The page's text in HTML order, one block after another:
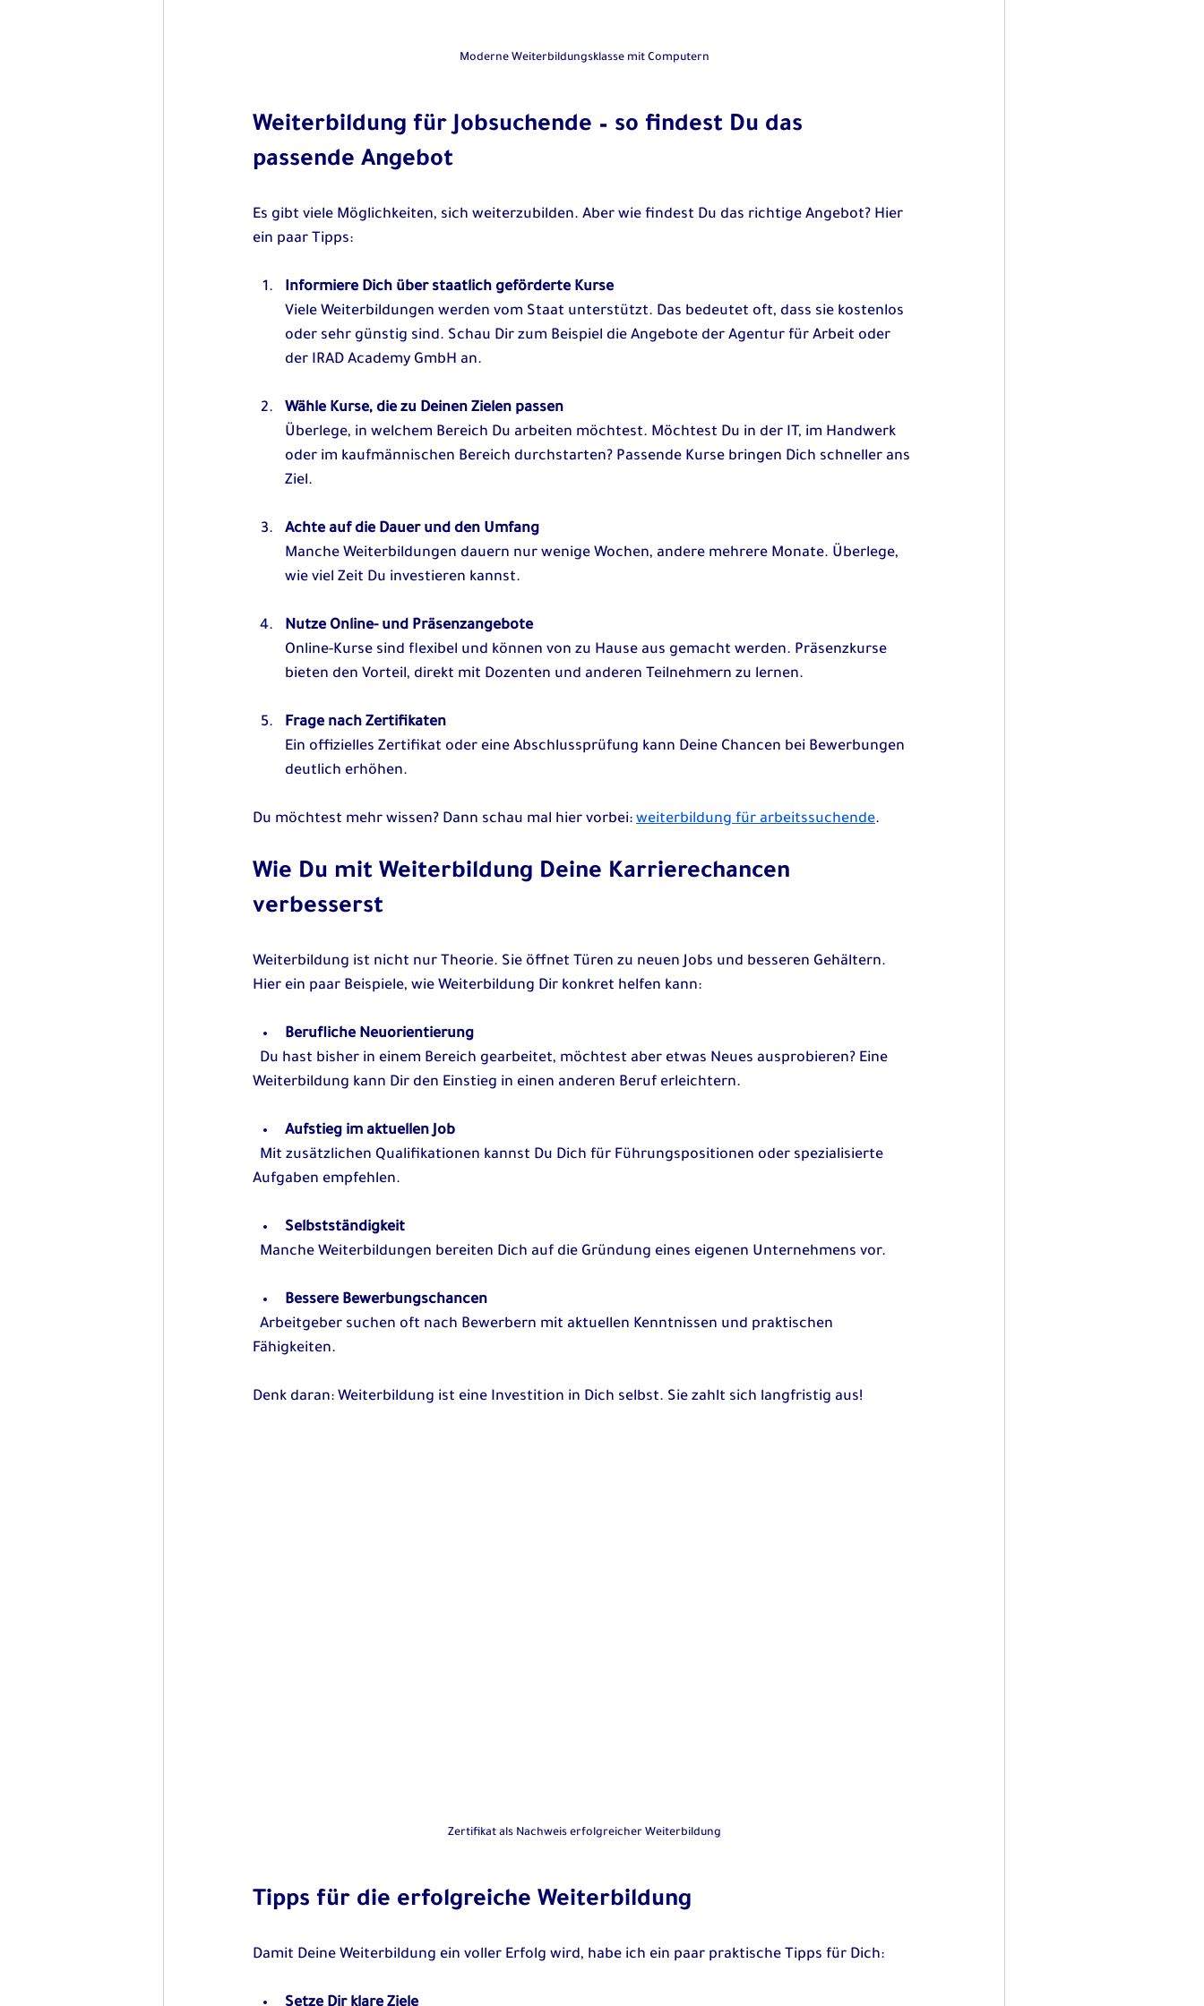
Moderne Weiterbildungsklasse mit Computern
Weiterbildung für Jobsuchende – so findest Du das
passende Angebot
Es gibt viele Möglichkeiten, sich weiterzubilden. Aber wie findest Du das richtige Angebot? Hier
ein paar Tipps:
Informiere Dich über staatlich geförderte Kurse
Viele Weiterbildungen werden vom Staat unterstützt. Das bedeutet oft, dass sie kostenlos
oder sehr günstig sind. Schau Dir zum Beispiel die Angebote der Agentur für Arbeit oder
der IRAD Academy GmbH an.
Wähle Kurse, die zu Deinen Zielen passen
Überlege, in welchem Bereich Du arbeiten möchtest. Möchtest Du in der IT, im Handwerk
oder im kaufmännischen Bereich durchstarten? Passende Kurse bringen Dich schneller ans
Ziel.
Achte auf die Dauer und den Umfang
Manche Weiterbildungen dauern nur wenige Wochen, andere mehrere Monate. Überlege,
wie viel Zeit Du investieren kannst.
Nutze Online- und Präsenzangebote
Online-Kurse sind flexibel und können von zu Hause aus gemacht werden. Präsenzkurse
bieten den Vorteil, direkt mit Dozenten und anderen Teilnehmern zu lernen.
Frage nach Zertifikaten
Ein offizielles Zertifikat oder eine Abschlussprüfung kann Deine Chancen bei Bewerbungen
deutlich erhöhen.
Du möchtest mehr wissen? Dann schau mal hier vorbei: weiterbildung für arbeitssuchende.
Wie Du mit Weiterbildung Deine Karrierechancen
verbesserst
Weiterbildung ist nicht nur Theorie. Sie öffnet Türen zu neuen Jobs und besseren Gehältern.
Hier ein paar Beispiele, wie Weiterbildung Dir konkret helfen kann:
Berufliche Neuorientierung
Weiterbildung kann Dir den Einstieg in einen anderen Beruf erleichtern.
Aufstieg im aktuellen Job
Aufgaben empfehlen.
Selbstständigkeit
  Manche Weiterbildungen bereiten Dich auf die Gründung eines eigenen Unternehmens vor.
Bessere Bewerbungschancen
Fähigkeiten.
Denk daran: Weiterbildung ist eine Investition in Dich selbst. Sie zahlt sich langfristig aus!
Zertifikat als Nachweis erfolgreicher Weiterbildung
Tipps für die erfolgreiche Weiterbildung
Damit Deine Weiterbildung ein voller Erfolg wird, habe ich ein paar praktische Tipps für Dich: